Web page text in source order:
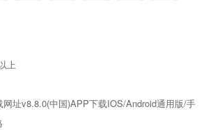
上
网址v8.8.0(中国)APP下载IOS/Android通用版/手